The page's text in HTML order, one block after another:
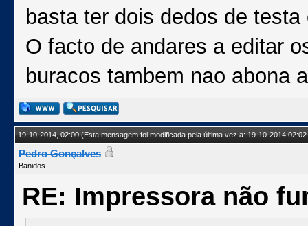
basta ter dois dedos de
O facto de andares a editar
buracos tambem nao abona
19-10-2014, 02:00(Esta mensagem foi modificada pela última vez a: 19-10-2014
Pedro Gonçalves
Banidos
RE: Impressora não